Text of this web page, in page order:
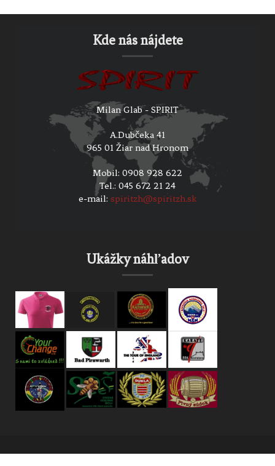
Kde nás nájdete
Milan Glab - SPIRIT
A.Dubčeka 41
965 01 Žiar nad Hronom
Mobil: 0908 928 622
Tel.: 045 672 21 24
e-mail: spiritzh@spiritzh.sk
Ukážky náhľadov